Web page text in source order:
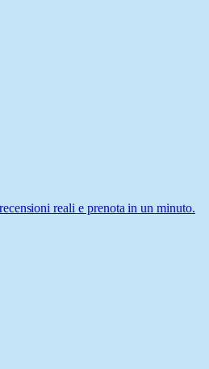
reali e prenota in un minuto.